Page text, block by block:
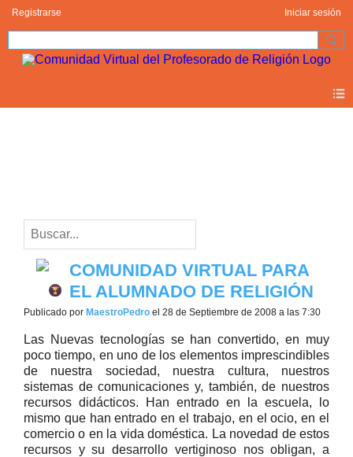
Registrarse Iniciar sesión
COMUNIDAD VIRTUAL PARA
EL ALUMNADO DE RELIGIÓN
Publicado por MaestroPedro el 28 de Septiembre de 2008 a las 7:30
Las Nuevas tecnologías se han convertido, en muy
poco tiempo, en uno de los elementos imprescindibles
de nuestra sociedad, nuestra cultura, nuestros
sistemas de comunicaciones y, también, de nuestros
recursos didácticos. Han entrado en la escuela, lo
mismo que han entrado en el trabajo, en el ocio, en el
comercio o en la vida doméstica. La novedad de estos
recursos y su desarrollo vertiginoso nos obligan, a